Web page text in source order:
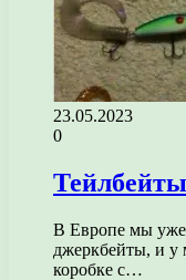
23.05.2023
0
Тейлбейты
В Европе мы уже
джеркбейты, и у
коробке с…